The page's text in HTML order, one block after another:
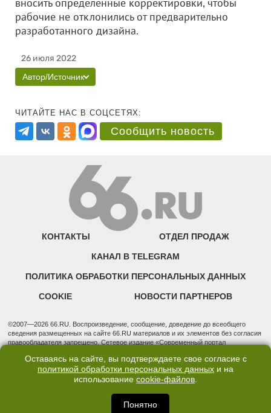
рабочие не отклонились от предварительно
разработанного дизайна.
26 июля 2022
Автор/Источник
ЧИТАЙТЕ НАС В СОЦСЕТЯХ:
Сообщить новость
КОНТАКТЫ ОТДЕЛ ПРОДАЖ
КАНАЛ В TELEGRAM
ПОЛИТИКА ОБРАБОТКИ ПЕРСОНАЛЬНЫХ ДАННЫХ
COOKIE НОВОСТИ ПАРТНЕРОВ
©2007—2026 66.RU. Воспроизведение, сообщение, доведение до всеобщего
сведения размещенных на сайте 66.RU материалов и их элементов без согласия
правообладателя запрещено. Сетевое издание «Современный портал
надзору в сфере связи, информационных технологий и массовых коммуникаций
(Роскомнадзор). Регистрационный номер ЭЛ № ФС 77 - 76634 от 02.09.2019
Учредитель: Общество с ограниченной ответственностью "66.ру". Юридический
3, оф. 7015 Фактический адрес редакции и отдела продаж: 620014, Свердловская
обл., г. Екатеринбург, ул. Бориса Ельцина, д. 3, оф. 7015, +7 (343) 288-50-66
Оставаясь на сайте, вы подтверждаете свое согласие с
политикой обработки персональных данных и на
использование cookie-файлов.
Понятно